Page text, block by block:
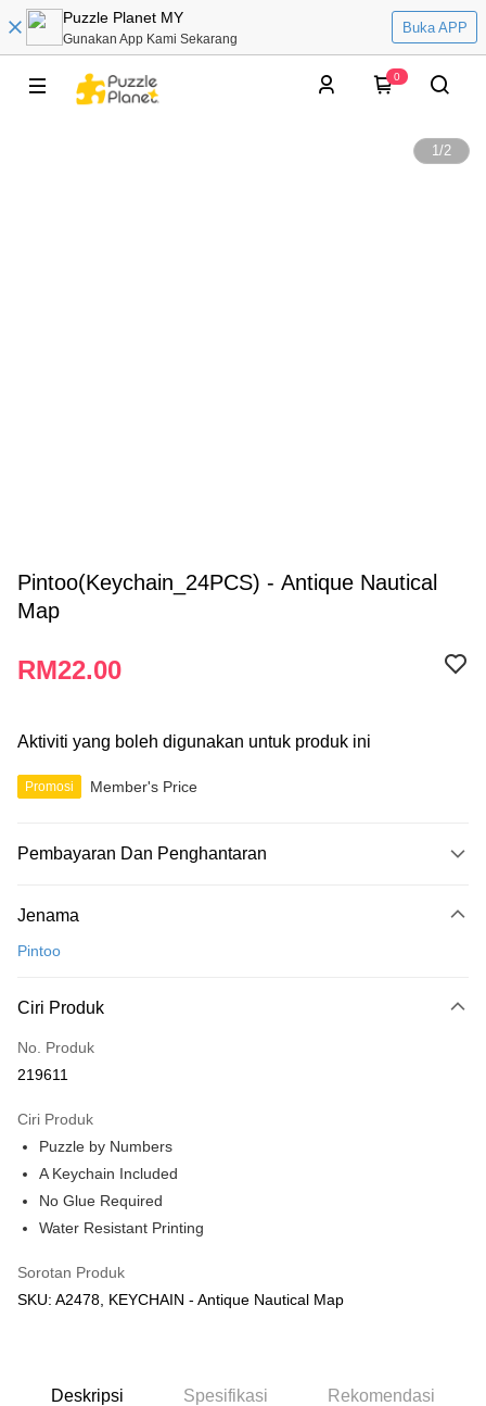
Puzzle Planet MY
Gunakan App Kami Sekarang
Buka APP
0
1/2
Pintoo(Keychain_24PCS) - Antique Nautical
Map
RM22.00
Aktiviti yang boleh digunakan untuk produk ini
Promosi Member's Price
Pembayaran Dan Penghantaran
Kad Kredit
Hanya menyokong Maybank, CIMB Bank, Public Bank, RHB Bank, Hong
Boost
GrabPay
Rumah penghantaran
Rumah penghantaran
Kedai pickup
Penghantaran percuma
Jenama
Pintoo
Ciri Produk
No. Produk
219611
Ciri Produk
Puzzle by Numbers
A Keychain Included
No Glue Required
Water Resistant Printing
Sorotan Produk
SKU: A2478, KEYCHAIN - Antique Nautical Map
Deskripsi Spesifikasi Rekomendasi